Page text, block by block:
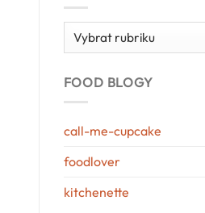
Kategorie
blogu
FOOD BLOGY
call-me-cupcake
foodlover
kitchenette